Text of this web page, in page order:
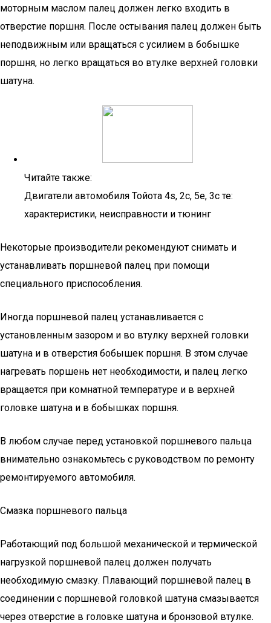
моторным маслом палец должен легко входить в
отверстие поршня. После остывания палец должен быть
неподвижным или вращаться с усилием в бобышке
поршня, но легко вращаться во втулке верхней головки
шатуна.
Читайте также:
Двигатели автомобиля Тойота 4s, 2с, 5е, 3с те:
характеристики, неисправности и тюнинг
Некоторые производители рекомендуют снимать и
устанавливать поршневой палец при помощи
специального приспособления.
Иногда поршневой палец устанавливается с
установленным зазором и во втулку верхней головки
шатуна и в отверстия бобышек поршня. В этом случае
нагревать поршень нет необходимости, и палец легко
вращается при комнатной температуре и в верхней
головке шатуна и в бобышках поршня.
В любом случае перед установкой поршневого пальца
внимательно ознакомьтесь с руководством по ремонту
ремонтируемого автомобиля.
Смазка поршневого пальца
Работающий под большой механической и термической
нагрузкой поршневой палец должен получать
необходимую смазку. Плавающий поршневой палец в
соединении с поршневой головкой шатуна смазывается
через отверстие в головке шатуна и бронзовой втулке.